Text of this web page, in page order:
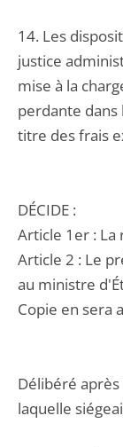
14. Les
justice
mise à la
perdante dans
titre des frais
DÉCIDE :
Article 1er : La
Article 2 : Le
au ministre
Copie en sera
Délibéré
laquelle